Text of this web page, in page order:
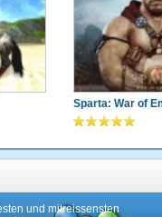
Sparta: War of
und mitreissensten